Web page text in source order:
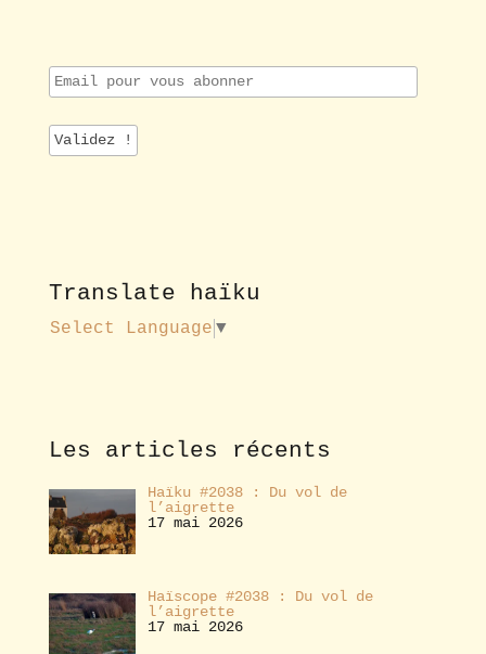
E
m
i
l
o
u
s
e
Translate haïku
Select Language ▼
Les articles récents
Haïku #2038 : Du vol de
l’aigrette
17 mai 2026
Haïscope #2038 : Du vol de
l’aigrette
17 mai 2026